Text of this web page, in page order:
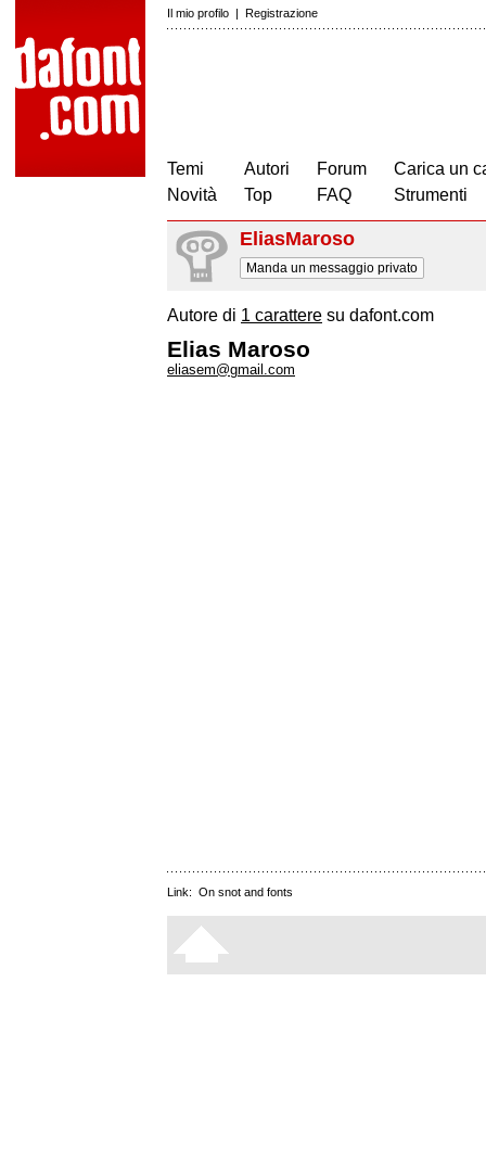
Il mio profilo | Registrazione
Temi
Novità
Autori
Top
Forum
FAQ
Carica un
Strumenti
EliasMaroso
Manda un messaggio privato
Autore di 1 carattere su dafont.com
Elias Maroso
eliasem@gmail.com
Link: On snot and fonts